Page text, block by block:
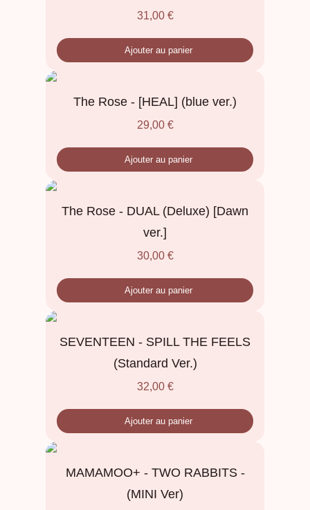
31,00 €
Ajouter au panier
The Rose - [HEAL] (blue ver.)
29,00 €
Ajouter au panier
The Rose - DUAL (Deluxe) [Dawn
ver.]
30,00 €
Ajouter au panier
SEVENTEEN - SPILL THE FEELS
(Standard Ver.)
32,00 €
Ajouter au panier
MAMAMOO+ - TWO RABBITS -
(MINI Ver)